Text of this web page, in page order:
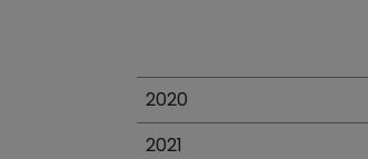
2020
2021